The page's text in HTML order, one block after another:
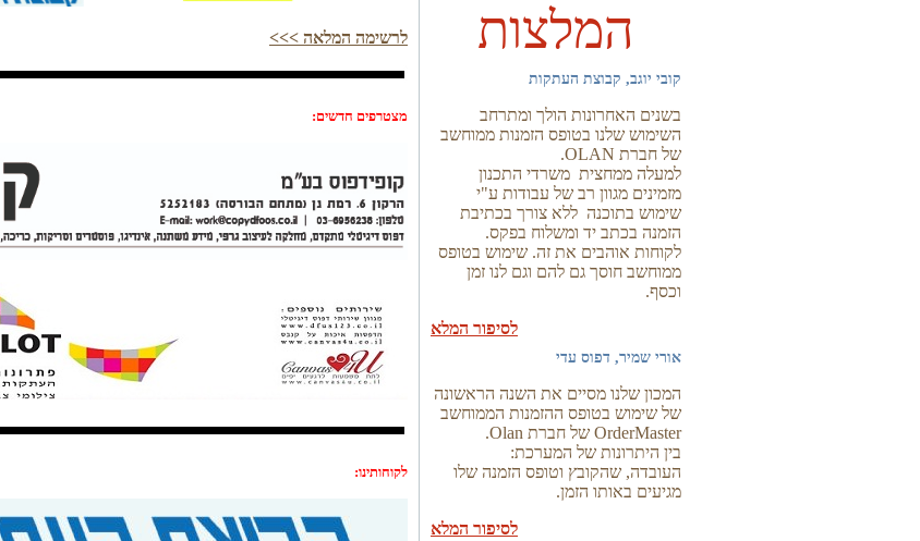
המלצות
קובי יוגב, קבוצת העתקות
בשנים האחרונות הולך ומתרחב
השימוש שלנו בטופס הזמנות ממוחשב
של חברת OLAN.
למעלה ממחצית משרדי התכנון
מזמינים מגוון רב של עבודות ע"י
שימוש בתוכנה ללא צורך בכתיבת
הזמנה בכתב יד ומשלוח בפקס.
לקוחות אוהבים את זה. שימוש בטופס
ממוחשב חוסך גם להם וגם לנו זמן
וכסף.
לסיפור המלא
אורי שמיר, דפוס עדי
המכון שלנו מסיים את השנה הראשונה
של שימוש בטופס ההזמנות הממוחשב
OrderMaster של חברת Olan.
בין היתרונות של המערכת:
העובדה, שהקובץ וטופס הזמנה שלו
מגיעים באותו הזמן.
לסיפור המלא
לרשימה המלאה >>>
מצטרפים חדשים:
לקוחותינו: